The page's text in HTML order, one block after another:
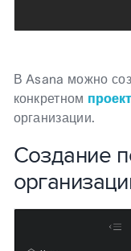
В Asana можно
конкретном
организации.
Создание